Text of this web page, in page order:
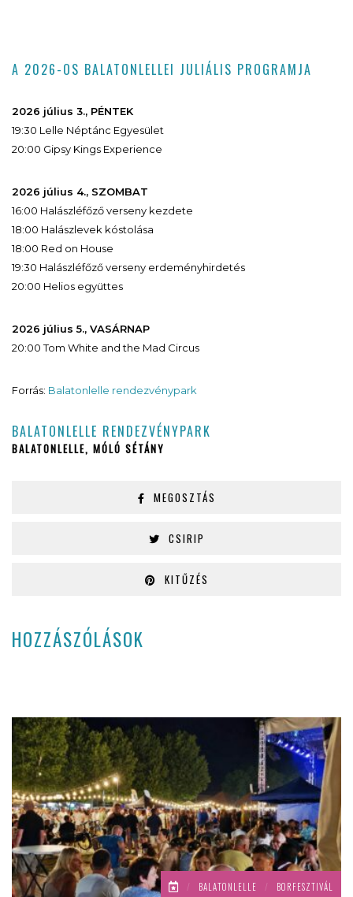
A 2026-OS BALATONLELLEI JULIÁLIS PROGRAMJA
2026 július 3., PÉNTEK
19:30 Lelle Néptánc Egyesület
20:00 Gipsy Kings Experience
2026 július 4., SZOMBAT
16:00 Halászléfőző verseny kezdete
18:00 Halászlevek kóstolása
18:00 Red on House
19:30 Halászléfőző verseny erdeményhirdetés
20:00 Helios együttes
2026 július 5., VASÁRNAP
20:00 Tom White and the Mad Circus
Forrás: Balatonlelle rendezvénypark
BALATONLELLE RENDEZVÉNYPARK
BALATONLELLE, MÓLÓ SÉTÁNY
MEGOSZTÁS
CSIRIP
KITŰZÉS
HOZZÁSZÓLÁSOK
/ BALATONLELLE / BORFESZTIVÁL